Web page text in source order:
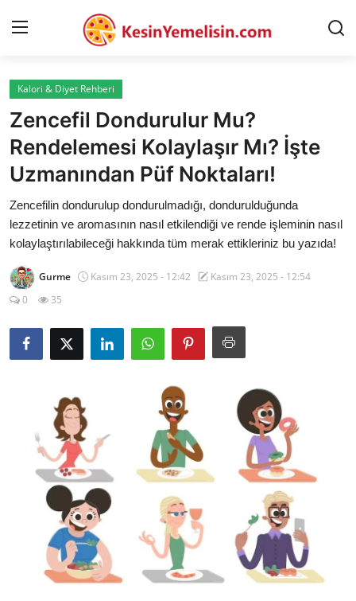
AnaSayfa
Gizlilik Sözleşmesi
Rüya Tabirleri
Diyet & Sağlıklı Beslenme
İletişim
Şehirler
Gıda Güvenliği & Bilimi
Mutfak Püf Noktaları & İpuçları
Mekan & Lezzet Rotaları
Temel Gıda ve Ürün Rehberleri
İçecek Kültürü & Barista
Yöresel Tarifler & Ev Yemekleri
Kalori & Diyet Rehberi
Zencefil Dondurulur Mu?
Rendelemesi Kolaylaşır Mı? İşte
Uzmanından Püf Noktaları!
Zencefilin dondurulup dondurulmadığı, dondurulduğunda
lezzetinin ve aromasının nasıl etkilendiği ve rende işleminin nasıl
kolaylaştırılabileceği hakkında tüm merak ettikleriniz bu yazıda!
Gurme Kasım 23, 2025 - 12:42
Kasım 23, 2025 - 12:54
0
35